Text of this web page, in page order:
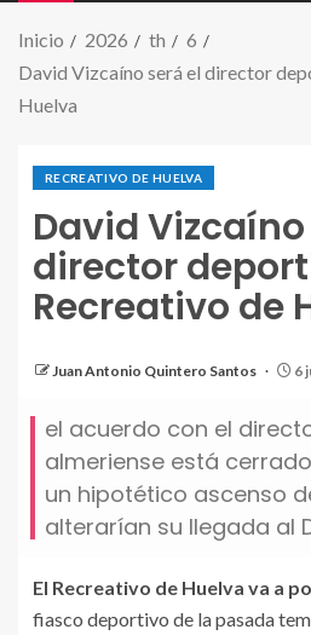
Inicio 2026 th
6
David Vizcaíno será el director
Huelva
RECREATIVO DE HUELVA
David
director
Recreativo de
Juan Antonio Quintero Santos 6
el acuerdo con el
almeriense está
un hipotético ascenso
alterarían su llegada al
El Recreativo de Huelva va a
fiasco deportivo de la pasada